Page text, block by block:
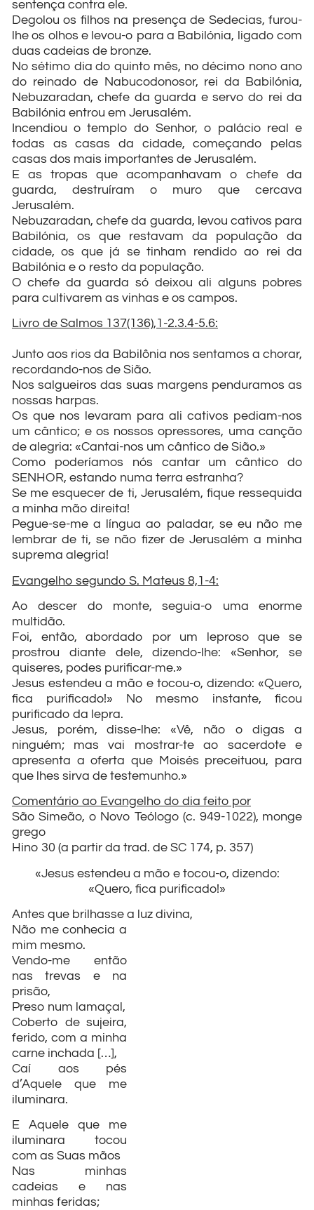
sentença contra ele.
Degolou os filhos na presença de Sedecias, furou-
lhe os olhos e levou-o para a Babilónia, ligado com
duas cadeias de bronze.
No sétimo dia do quinto mês, no décimo nono ano
do reinado de Nabucodonosor, rei da Babilónia,
Nebuzaradan, chefe da guarda e servo do rei da
Babilónia entrou em Jerusalém.
Incendiou o templo do Senhor, o palácio real e
todas as casas da cidade, começando pelas
casas dos mais importantes de Jerusalém.
E as tropas que acompanhavam o chefe da
guarda, destruíram o muro que cercava
Jerusalém.
Nebuzaradan, chefe da guarda, levou cativos para
Babilónia, os que restavam da população da
cidade, os que já se tinham rendido ao rei da
Babilónia e o resto da população.
O chefe da guarda só deixou ali alguns pobres
para cultivarem as vinhas e os campos.
Livro de Salmos 137(136),1-2.3.4-5.6:
Junto aos rios da Babilônia nos sentamos a chorar,
recordando-nos de Sião.
Nos salgueiros das suas margens penduramos as
nossas harpas.
Os que nos levaram para ali cativos pediam-nos
um cântico; e os nossos opressores, uma canção
de alegria: «Cantai-nos um cântico de Sião.»
Como poderíamos nós cantar um cântico do
SENHOR, estando numa terra estranha?
Se me esquecer de ti, Jerusalém, fique ressequida
a minha mão direita!
Pegue-se-me a língua ao paladar, se eu não me
lembrar de ti, se não fizer de Jerusalém a minha
suprema alegria!
Evangelho segundo S. Mateus 8,1-4:
Ao descer do monte, seguia-o uma enorme
multidão.
Foi, então, abordado por um leproso que se
prostrou diante dele, dizendo-lhe: «Senhor, se
quiseres, podes purificar-me.»
Jesus estendeu a mão e tocou-o, dizendo: «Quero,
fica purificado!» No mesmo instante, ficou
purificado da lepra.
Jesus, porém, disse-lhe: «Vê, não o digas a
ninguém; mas vai mostrar-te ao sacerdote e
apresenta a oferta que Moisés preceituou, para
que lhes sirva de testemunho.»
Comentário ao Evangelho do dia feito por
São Simeão, o Novo Teólogo (c. 949-1022), monge
grego
Hino 30 (a partir da trad. de SC 174, p. 357)
«Jesus estendeu a mão e tocou-o, dizendo:
«Quero, fica purificado!»
Antes que brilhasse a luz divina,
Não me conhecia a
mim mesmo.
Vendo-me então
nas trevas e na
prisão,
Preso num lamaçal,
Coberto de sujeira,
ferido, com a minha
carne inchada […],
Caí aos pés
d’Aquele que me
iluminara.
E Aquele que me
iluminara tocou
com as Suas mãos
Nas minhas
cadeias e nas
minhas feridas;